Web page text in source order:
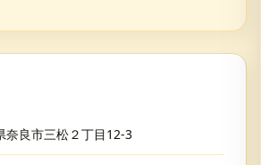
奈良市三松２丁目12-3